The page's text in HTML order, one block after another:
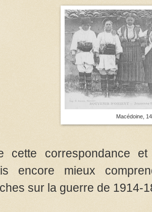
Macédoine,
cette correspondance
encore mieux
sur la guerre de 1914-